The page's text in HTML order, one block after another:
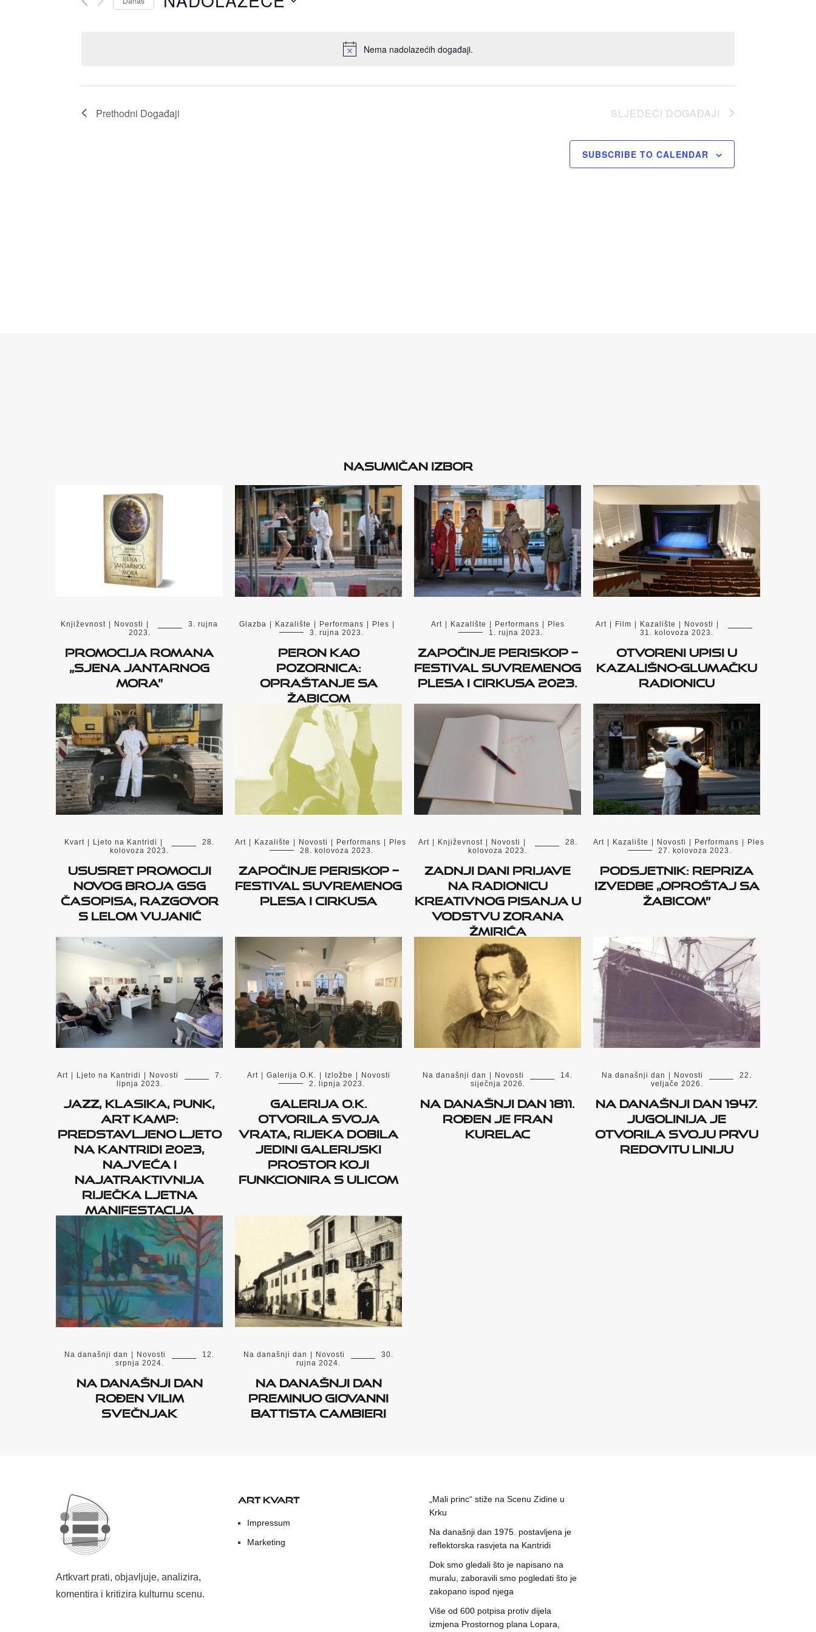
Nema nadolazećih događaji.
Prethodni Događaji SLJEDEĆI DOGAĐAJI
SUBSCRIBE TO CALENDAR
Nasumičan izbor
Književnost | Novosti |
3. rujna
2023.
Promocija romana
„Sjena Jantarnog
mora”
Glazba | Kazalište | Performans | Ples |
3. rujna 2023.
Peron kao
pozornica:
opraštanje sa
Žabicom
Art | Kazalište | Performans | Ples
1. rujna 2023.
Započinje PERISKOP –
Festival suvremenog
plesa i cirkusa 2023.
Art | Film | Kazalište | Novosti |
31. kolovoza 2023.
Otvoreni upisi u
kazališno-glumačku
radionicu
Kvart Ljeto na Kantridi
28.
kolovoza 2023.
Ususret promociji
novog broja GSG
časopisa, razgovor
s Lelom Vujanić
Art Kazalište Novosti Performans
Ples
28. kolovoza 2023.
Započinje PERISKOP –
festival suvremenog
plesa i cirkusa
Art Književnost Novosti
28.
kolovoza 2023.
Zadnji dani prijave
na radionicu
kreativnog pisanja u
vodstvu Zorana
Žmirića
Art Kazalište Novosti Performans
Ples
27. kolovoza 2023.
Podsjetnik: Repriza
izvedbe „Oproštaj sa
Žabicom”
Art Ljeto na Kantridi Novosti
7.
lipnja 2023.
Jazz, klasika, punk,
Art Kamp:
Predstavljeno Ljeto
na Kantridi 2023,
najveća i
najatraktivnija
riječka ljetna
manifestacija
Art Galerija O.K. Izložbe
Novosti
2. lipnja 2023.
Galerija O.K.
otvorila svoja
vrata, Rijeka dobila
jedini galerijski
prostor koji
funkcionira s ulicom
Na današnji dan Novosti
14.
siječnja 2026.
Na današnji dan 1811.
rođen je Fran
Kurelac
Na današnji dan Novosti
22.
veljače 2026.
Na današnji dan 1947.
Jugolinija je
otvorila svoju prvu
redovitu liniju
Na današnji dan | Novosti
12.
srpnja 2024.
Na današnji dan
rođen Vilim
Svečnjak
Na današnji dan | Novosti
30.
rujna 2024.
Na današnji dan
preminuo Giovanni
Battista Cambieri
Artkvart prati, objavljuje, analizira,
komentira i kritizira kulturnu scenu.
ART KVART
Impressum
Marketing
„Mali princ“ stiže na Scenu Zidine u
Krku
Na današnji dan 1975. postavljena je
reflektorska rasvjeta na Kantridi
Dok smo gledali što je napisano na
muralu, zaboravili smo pogledati što je
zakopano ispod njega
Više od 600 potpisa protiv dijela
izmjena Prostornog plana Lopara,